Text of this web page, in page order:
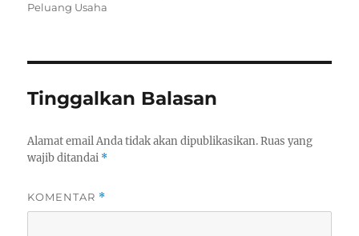
Peluang Usaha
Tinggalkan Balasan
Alamat email Anda tidak akan dipublikasikan. Ruas yang
wajib ditandai *
KOMENTAR *